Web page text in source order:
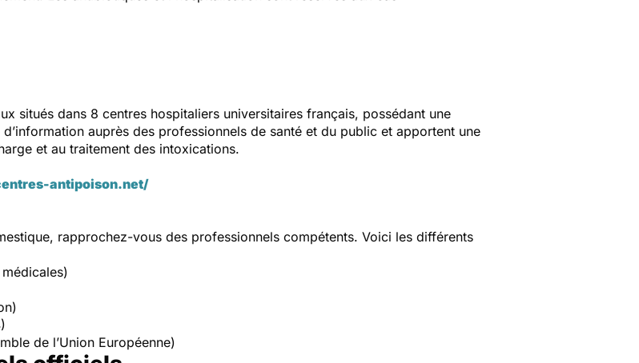
situés dans 8 centres hospitaliers universitaires français, possédant une
auprès des professionnels de santé et du public et apportent une
et au traitement des intoxications.
antipoison.net/
rapprochez-vous des professionnels compétents. Voici les différents
de l’Union Européenne)